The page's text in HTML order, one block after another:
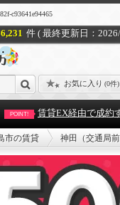
c93641e94465
件 ( 最終更新日：
お気に入り (0件)
POINT! 賃貸EX経由で成約
市の賃貸 神田（交通局